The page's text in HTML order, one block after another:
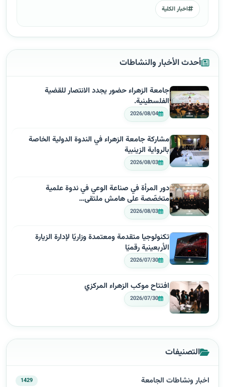
اخبار الكلية
أحدث الأخبار والنشاطات
جامعة الزهراء حضور يجدد الانتصار للقضية
الفلسطينية.
2026/08/04
مشاركة جامعة الزهراء في الندوة الدولية الخاصة
بالرواية الزينبية
2026/08/03
دور المرأة في صناعة الوعي في ندوة علمية
متخصّصة على هامش ملتقى…
2026/08/03
تكنولوجيا متقدمة ومعتمدة وزاريًا لإدارة الزيارة
الأربعينية رقميًا
2026/07/30
افتتاح موكب الزهراء المركزي
2026/07/30
التصنيفات
اخبار ونشاطات الجامعة 1429